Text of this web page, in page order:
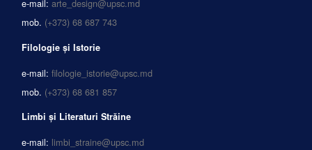
e-mail: arte_design@upsc.md
mob. (+373) 68 687 743
Filologie și Istorie
e-mail: filologie_istorie@upsc.md
mob. (+373) 68 681 857
Limbi și Literaturi Străine
e-mail: limbi_straine@upsc.md